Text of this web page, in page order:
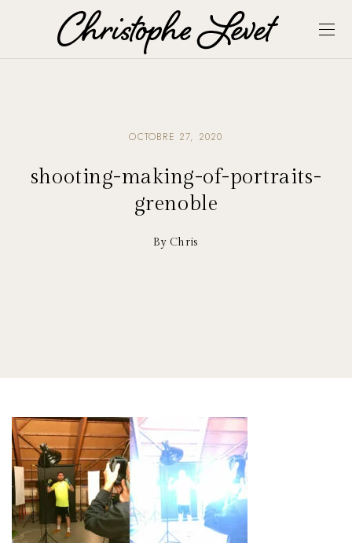
OCTOBRE 27, 2020
shooting-making-of-portraits-
grenoble
By Chris